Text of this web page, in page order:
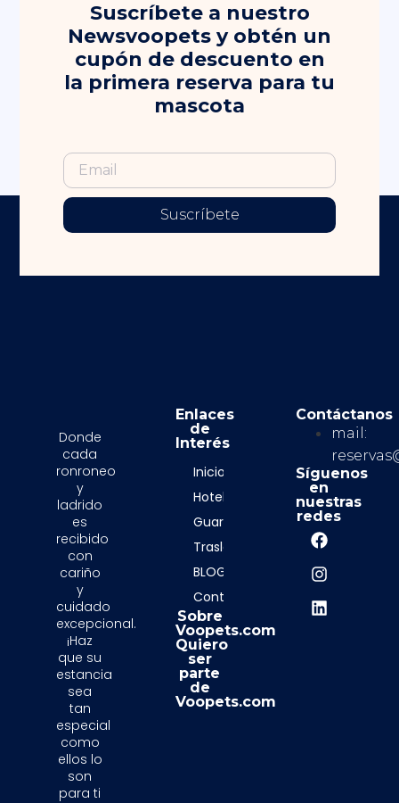
Suscríbete a nuestro
Newsvoopets y obtén un
cupón de descuento en
la primera reserva para tu
mascota
Suscríbete
Donde
cada
ronroneo
y
ladrido
es
recibido
con
cariño
y
cuidado
excepcional.
¡Haz
que su
estancia
sea
tan
especial
como
ellos lo
son
para ti
Enlaces
de
Interés
Inicio
Hoteles
Guarderias
Traslados
BLOG
Contacto
Sobre
Voopets.com
Quiero
ser
parte
de
Voopets.com
Contáctanos
mail:
Síguenos
en
nuestras
redes